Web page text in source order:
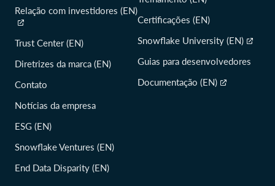
Relação com investidores (EN)
Trust Center (EN)
Diretrizes da marca (EN)
Contato
Notícias da empresa
ESG (EN)
Snowflake Ventures (EN)
End Data Disparity (EN)
Certificações (EN)
Snowflake University (EN)
Guias para desenvolvedores
Documentação (EN)